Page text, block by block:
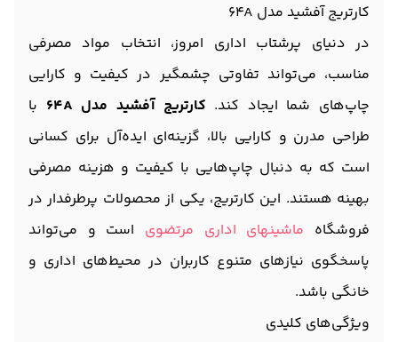
کارتریج آفشید مدل 64A
در دنیای پرشتاب اداری امروز، انتخاب مواد مصرفی
مناسب، می‌تواند تفاوتی چشمگیر در کیفیت و کارایی
چاپ‌های شما ایجاد کند. کارتریج آفشید مدل 64A
با
طراحی مدرن و کارایی بالا، گزینه‌ای ایده‌آل برای کسانی
است که به دنبال چاپ‌هایی با کیفیت و هزینه مصرفی
بهینه هستند. این کارتریج، یکی از محصولات پرطرفدار در
فروشگاه ماشینهای اداری مرتضوی است و می‌تواند
پاسخگوی نیازهای متنوع کاربران در محیط‌های اداری و
خانگی باشد.
ویژگی‌های کلیدی